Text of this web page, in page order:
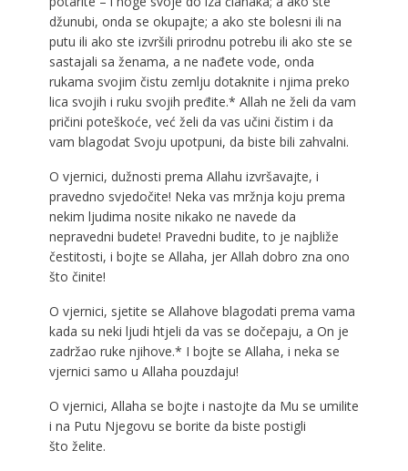
džunubi, onda se okupajte; a ako ste bolesni ili na
putu ili ako ste izvršili prirodnu potrebu ili ako ste se
sastajali sa ženama, a ne nađete vode, onda
rukama svojim čistu zemlju dotaknite i njima preko
lica svojih i ruku svojih pređite.* Allah ne želi da vam
pričini poteškoće, već želi da vas učini čistim i da
vam blagodat Svoju upotpuni, da biste bili zahvalni.
O vjernici, dužnosti prema Allahu izvršavajte, i
pravedno svjedočite! Neka vas mržnja koju prema
nekim ljudima nosite nikako ne navede da
nepravedni budete! Pravedni budite, to je najbliže
čestitosti, i bojte se Allaha, jer Allah dobro zna ono
što činite!
O vjernici, sjetite se Allahove blagodati prema vama
kada su neki ljudi htjeli da vas se dočepaju, a On je
zadržao ruke njihove.* I bojte se Allaha, i neka se
vjernici samo u Allaha pouzdaju!
O vjernici, Allaha se bojte i nastojte da Mu se umilite
i na Putu Njegovu se borite da biste postigli
što želite.